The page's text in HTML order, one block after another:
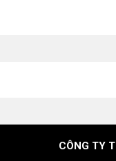
12 MB
CÔNG TY